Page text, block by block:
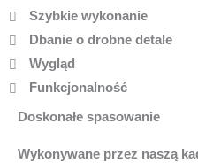
Szybkie wykonanie
Dbanie o drobne detale
Wygląd
Funkcjonalność
Doskonałe spasowanie
Wykonywane przez naszą